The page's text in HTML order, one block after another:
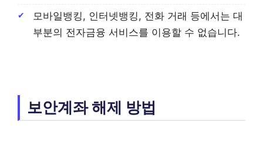
모바일뱅킹, 인터넷뱅킹, 전화 거래 등에서는 대
부분의 전자금융 서비스를 이용할 수 없습니다.
보안계좌 해제 방법